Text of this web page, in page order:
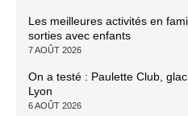
Les meilleures activités en
sorties avec enfants
7 AOÛT 2026
On a testé : Paulette Club,
Lyon
6 AOÛT 2026